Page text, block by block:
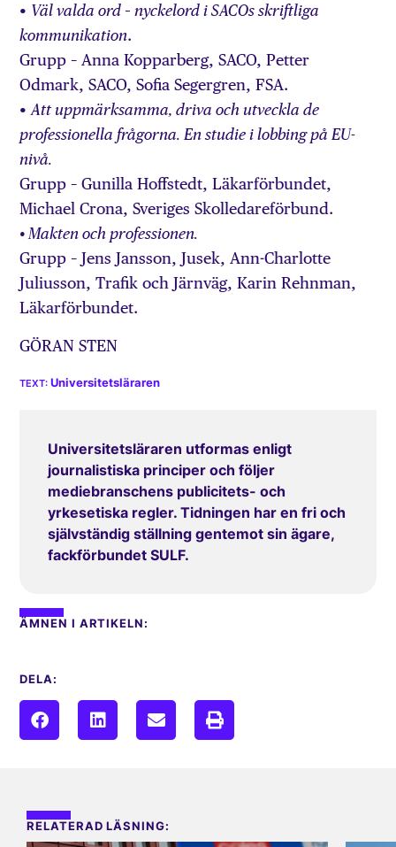
• Väl valda ord – nyckelord i SACOs skriftliga
kommunikation.
Grupp – Anna Kopparberg, SACO, Petter
Odmark, SACO, Sofia Segergren, FSA.
•Att uppmärksamma, driva och utveckla de
professionella frågorna. En studie i lobbing på EU-
nivå.
Grupp – Gunilla Hoffstedt, Läkarförbundet,
Michael Crona, Sveriges Skolledareförbund.
• Makten och professionen.
Grupp – Jens Jansson, Jusek, Ann-Charlotte
Juliusson, Trafik och Järnväg, Karin Rehnman,
Läkarförbundet.
GÖRAN STEN
Universitetsläraren
Universitetsläraren utformas enligt
journalistiska principer och följer
mediebranschens publicitets- och
yrkesetiska regler. Tidningen har en fri och
självständig ställning gentemot sin ägare,
fackförbundet SULF.
ÄMNEN I ARTIKELN:
DELA:
RELATERAD LÄSNING: